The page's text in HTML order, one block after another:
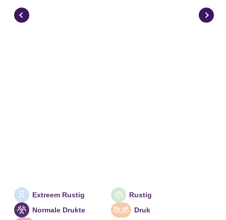
Jullie reis naar Disneyland® Paris, persoonlijk
Extreem Rustig
Rustig
Normale Drukte
Druk